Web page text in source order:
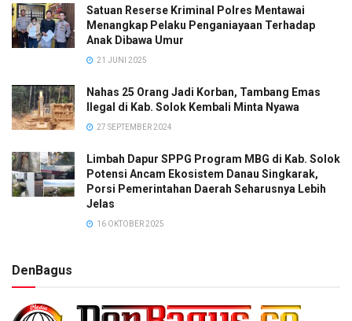
Satuan Reserse Kriminal Polres Mentawai
Menangkap Pelaku Penganiayaan Terhadap
Anak Dibawa Umur
21 JUNI 2025
Nahas 25 Orang Jadi Korban, Tambang Emas
Ilegal di Kab. Solok Kembali Minta Nyawa
27 SEPTEMBER 2024
Limbah Dapur SPPG Program MBG di Kab. Solok
Potensi Ancam Ekosistem Danau Singkarak,
Porsi Pemerintahan Daerah Seharusnya Lebih
Jelas
16 OKTOBER 2025
DenBagus